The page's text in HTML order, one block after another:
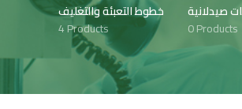
خطوط التعبئة والتغليف
4 Products
صيدلانية
0 Products